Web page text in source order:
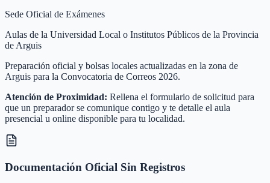
Sede Oficial de Exámenes
Aulas de la Universidad Local o Institutos Públicos de la Provincia
de Arguis
Preparación oficial y bolsas locales actualizadas en la zona de
Arguis para la Convocatoria de Correos 2026.
Atención de Proximidad: Rellena el formulario de solicitud para
que un preparador se comunique contigo y te detalle el aula
presencial u online disponible para tu localidad.
Documentación Oficial Sin Registros